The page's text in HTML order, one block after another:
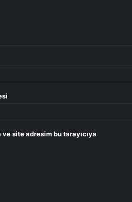
site adresim bu tarayıcıya